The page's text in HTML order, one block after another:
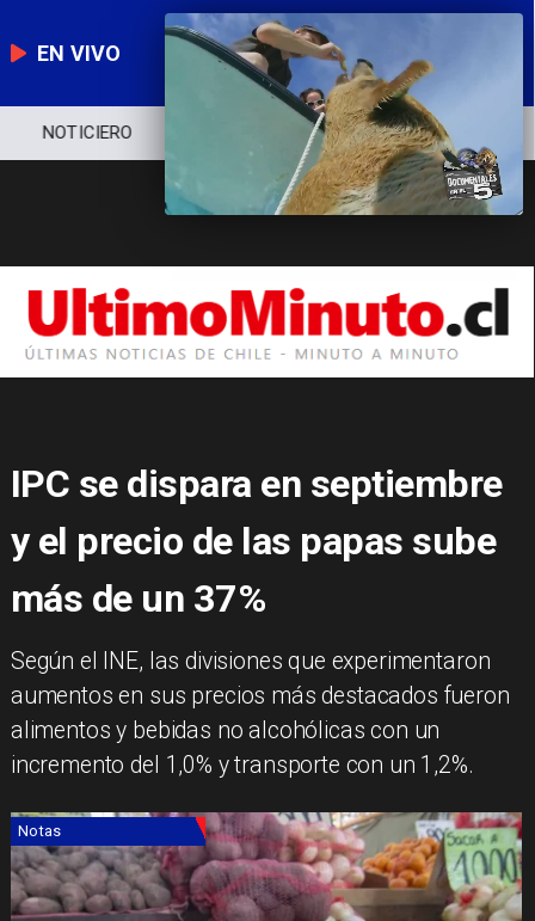
EN VIVO
NOTICIERO ECONOMÍA
IPC se dispara en septiembre
y el precio de las papas sube
más de un 37%
​Según el INE, las divisiones que experimentaron
aumentos en sus precios más destacados fueron
alimentos y bebidas no alcohólicas con un
incremento del 1,0% y transporte con un 1,2%.
Notas